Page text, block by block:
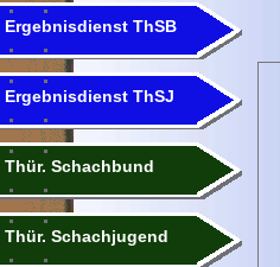
Ergebnisdienst ThSB
Ergebnisdienst ThSJ
Thür. Schachbund
Thür. Schachjugend